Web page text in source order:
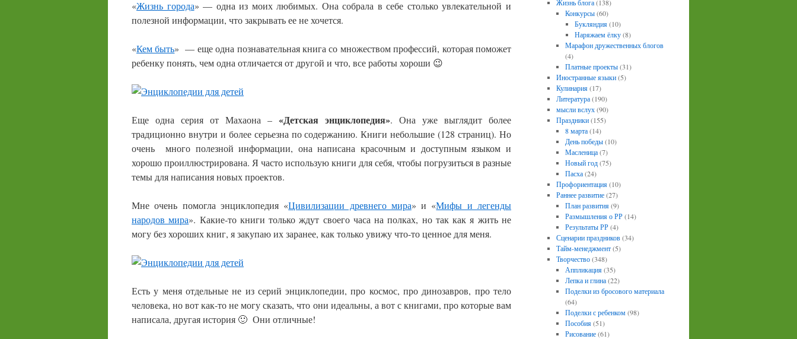
«Жизнь города» — одна из моих любимых. Она собрала в себе столько увлекательной и
полезной информации, что закрывать ее не хочется.
«Кем быть» — еще одна познавательная книга со множеством профессий, которая поможет
ребенку понять, чем одна отличается от другой и что, все работы хороши 😉
Еще одна серия от Махаона – «Детская энциклопедия». Она уже выглядит более
традиционно внутри и более серьезна по содержанию. Книги небольшие (128 страниц). Но
очень много полезной информации, она написана красочным и доступным языком и
хорошо проиллюстрирована. Я часто использую книги для себя, чтобы погрузиться в разные
темы для написания новых проектов.
Мне очень помогла энциклопедия «Цивилизации древнего мира» и «Мифы и легенды
народов мира». Какие-то книги только ждут своего часа на полках, но так как я жить не
могу без хороших книг, я закупаю их заранее, как только увижу что-то ценное для меня.
Есть у меня отдельные не из серий энциклопедии, про космос, про динозавров, про тело
человека, но вот как-то не могу сказать, что они идеальны, а вот с книгами, про которые вам
написала, другая история 🙂 Они отличные!
Жизнь блога(138)
Конкурсы(60)
Букляндия(10)
Наряжаем ёлку(8)
Марафон дружественных блогов
(4)
Платные проекты(31)
Иностранные языки(5)
Кулинария(17)
Литература(190)
мысли вслух(90)
Праздники(155)
8 марта(14)
День победы(10)
Масленица(7)
Новый год(75)
Пасха(24)
Профориентация(10)
Раннее развитие(27)
План развития(9)
Размышления о РР(14)
Результаты РР(4)
Сценарии праздников(34)
Тайм-менеджмент(5)
Творчество(348)
Аппликация(35)
Лепка и глина(22)
Поделки из бросового материала
(64)
Поделки с ребенком(98)
Пособия(51)
Рисование(61)